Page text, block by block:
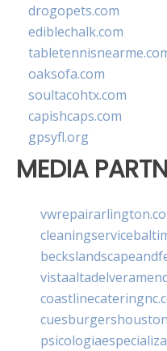
drogopets.com
ediblechalk.com
oaksofa.com
soultacohtx.com
capishcaps.com
gpsyfl.org
MEDIA